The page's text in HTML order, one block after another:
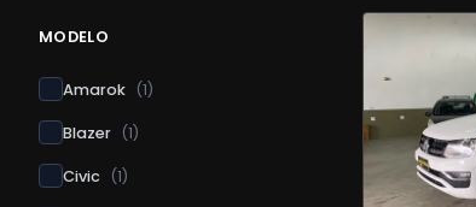
MODELO
Amarok (1)
Blazer (1)
Civic (1)